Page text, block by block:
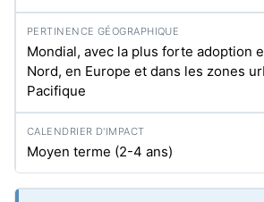
Mondial, avec la plus forte adoption
Nord, en Europe et dans les zones
Pacifique
Moyen terme (2-4 ans)